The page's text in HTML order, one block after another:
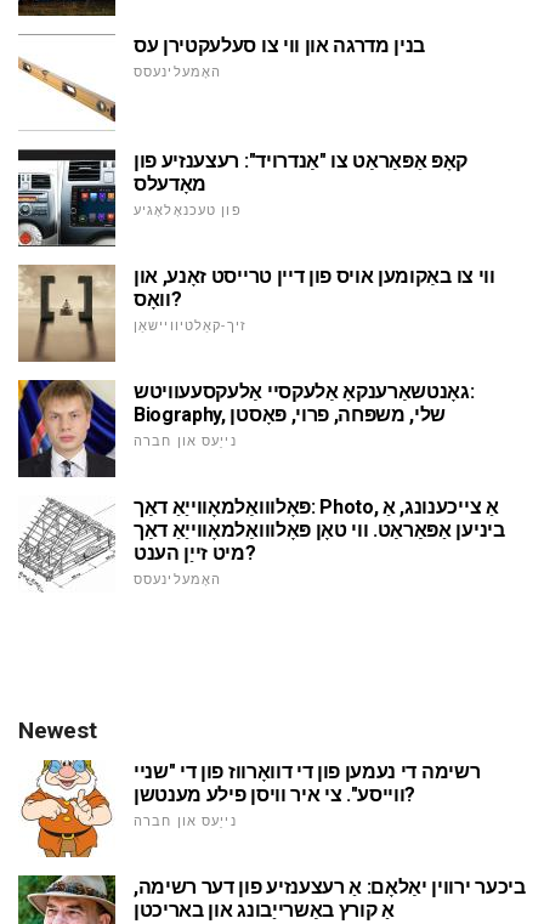
בנין מדרגה און ווי צו סעלעקטירן עס
האָמעלינעסס
קאָפּ אַפּאַראַט צו "אַנדרויד": רעצענזיע פון
מאָדעלס
פון טעכנאָלאָגיע
ווי צו באַקומען אויס פון דיין טרייסט זאָנע, און
וואָס?
זיך-קאַלטיוויישאַן
גאָנטשאַרענקאָ אַלעקסיי אַלעקסעעוויטש:
Biography, שלי, משפּחה, פרוי, פּאָסטן
נייַעס און חברה
פּאָלווואַלמאָווייַאַ דאַך: Photo, אַ צייכענונג, אַ
ביניען אַפּאַראַט. ווי טאָן פּאָלווואַלמאָווייַאַ דאַך
מיט זייַן הענט?
האָמעלינעסס
Newest
רשימה די נעמען פון די דוואָרווז פון די "שניי
ווייסע". צי איר וויסן פילע מענטשן?
נייַעס און חברה
ביכער ירווין יאַלאָם: אַ רעצענזיע פון דער רשימה,
אַ קורץ באַשרייַבונג און באריכטן